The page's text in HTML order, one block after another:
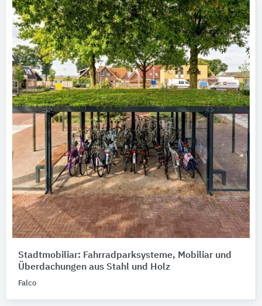
Stadtmobiliar: Fahrradparksysteme, Mobiliar und
Überdachungen aus Stahl und Holz
Falco